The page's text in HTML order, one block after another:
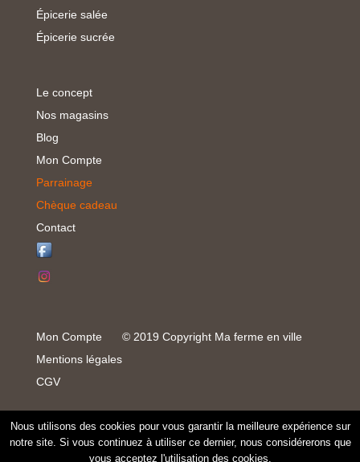
Épicerie salée
Épicerie sucrée
Le concept
Nos magasins
Blog
Mon Compte
Parrainage
Chèque cadeau
Contact
Mon Compte
Mentions légales
CGV
© 2019 Copyright Ma ferme en ville
Nous utilisons des cookies pour vous garantir la meilleure expérience sur
notre site. Si vous continuez à utiliser ce dernier, nous considérerons que
vous acceptez l'utilisation des cookies.